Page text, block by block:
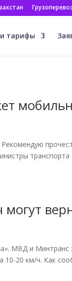
и тарифы
транспорта
МВД и Минтранс
10-20 км/ч. Как